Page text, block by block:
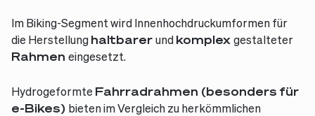
Im Biking-Segment wird Innenhochdruckumformen für
die Herstellunghaltbarerundkomplexgestalteter
Rahmen eingesetzt.
Hydrogeformte Fahrradrahmen (besonders für
e-Bikes) bieten im Vergleich zu herkömmlichen